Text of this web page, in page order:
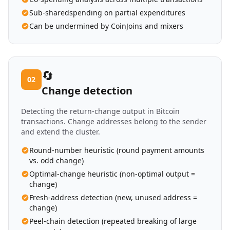
Sub-sharedspending on partial expenditures
Can be undermined by CoinJoins and mixers
02 🔄
Change detection
Detecting the return-change output in Bitcoin
transactions. Change addresses belong to the sender
and extend the cluster.
Round-number heuristic (round payment amounts
vs. odd change)
Optimal-change heuristic (non-optimal output =
change)
Fresh-address detection (new, unused address =
change)
Peel-chain detection (repeated breaking of large